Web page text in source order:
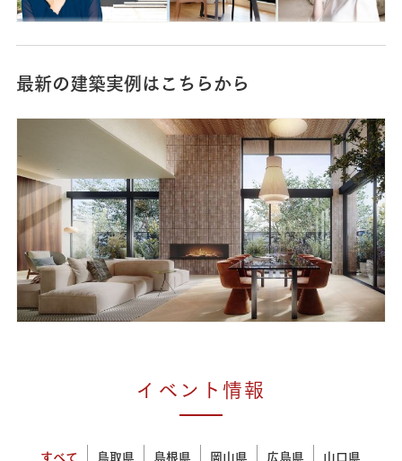
最新の建築実例はこちらから
イベント情報
すべて 鳥取県 島根県 岡山県 広島県 山口県